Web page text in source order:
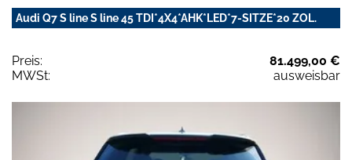
Audi Q7 S line S line 45 TDI*4X4*AHK*LED*7-SITZE*20 ZOL.
Preis:
81.499,00 €
MWSt:
ausweisbar